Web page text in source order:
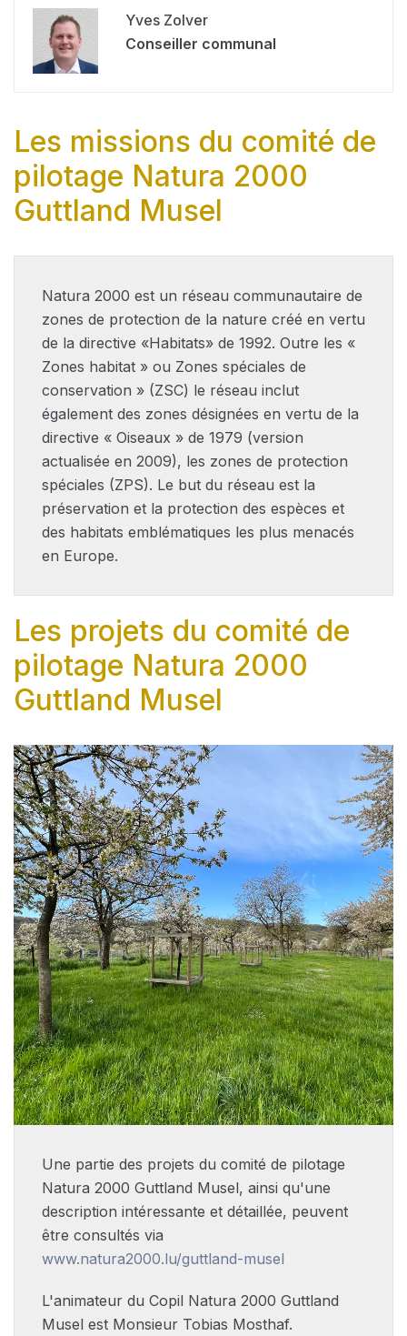
Yves Zolver
Conseiller communal
Les missions du comité de
pilotage Natura 2000
Guttland Musel
Natura 2000 est un réseau communautaire de
zones de protection de la nature créé en vertu
de la directive «Habitats» de 1992. Outre les «
Zones habitat » ou Zones spéciales de
conservation » (ZSC) le réseau inclut
également des zones désignées en vertu de la
directive « Oiseaux » de 1979 (version
actualisée en 2009), les zones de protection
spéciales (ZPS). Le but du réseau est la
préservation et la protection des espèces et
des habitats emblématiques les plus menacés
en Europe.
Les projets du comité de
pilotage Natura 2000
Guttland Musel
Une partie des projets du comité de pilotage
Natura 2000 Guttland Musel, ainsi qu'une
description intéressante et détaillée, peuvent
être consultés via
www.natura2000.lu/guttland-musel
L'animateur du Copil Natura 2000 Guttland
Musel est Monsieur Tobias Mosthaf.